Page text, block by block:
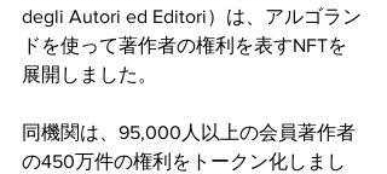
degli Autori ed Editori）は、アルゴラン
ドを使って著作者の権利を表すNFTを
展開しました。
同機関は、95,000人以上の会員著作者
の450万件の権利をトークン化しまし